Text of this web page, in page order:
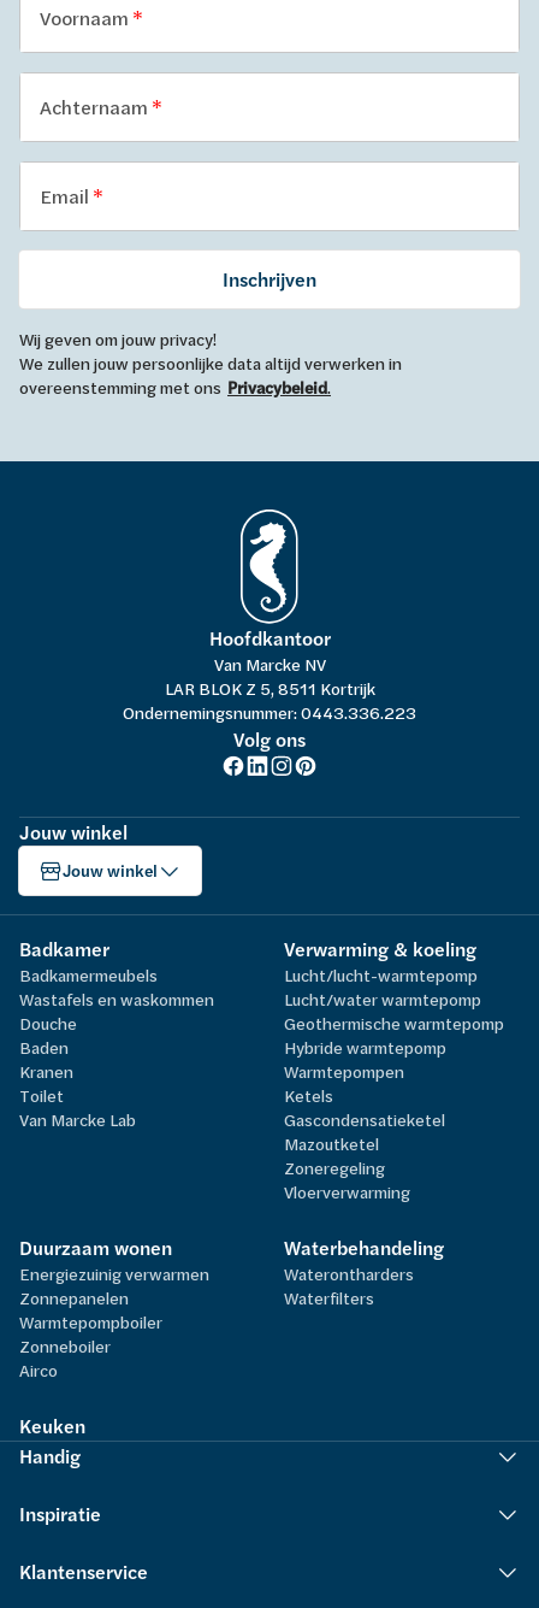
Voornaam
Achternaam
Email
Inschrijven
Wij geven om jouw privacy!
We zullen jouw persoonlijke data altijd verwerken in
overeenstemming met ons Privacybeleid.
Hoofdkantoor
Van Marcke NV
LAR BLOK Z 5, 8511 Kortrijk
Ondernemingsnummer: 0443.336.223
Volg ons
Jouw winkel
Jouw winkel
Badkamer
Badkamermeubels
Wastafels en waskommen
Douche
Baden
Kranen
Toilet
Van Marcke Lab
Verwarming & koeling
Lucht/lucht-warmtepomp
Lucht/water warmtepomp
Geothermische warmtepomp
Hybride warmtepomp
Warmtepompen
Ketels
Gascondensatieketel
Mazoutketel
Zoneregeling
Vloerverwarming
Duurzaam wonen
Energiezuinig verwarmen
Zonnepanelen
Warmtepompboiler
Zonneboiler
Airco
Waterbehandeling
Waterontharders
Waterfilters
Keuken
Handig
Inspiratie
Klantenservice